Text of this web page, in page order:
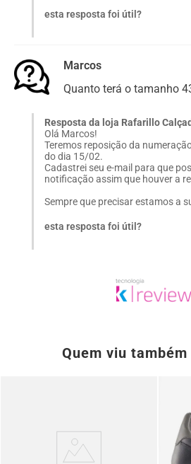
esta resposta foi útil?
Marcos
Quanto terá o tamanho
Resposta da loja Rafarillo
Olá Marcos!
Teremos reposição da
do dia 15/02.
Cadastrei seu e-mail para que
notificação assim que houver a
Sempre que precisar estamos a
esta resposta foi útil?
Quem viu